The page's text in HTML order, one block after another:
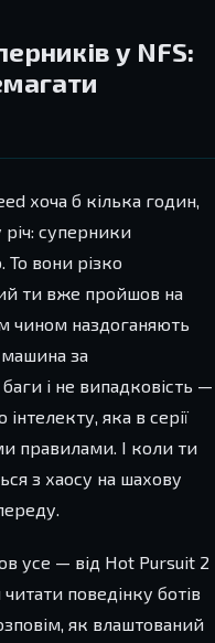
у NFS:
хоча б кілька годин,
річ: суперники
То вони різко
ти вже пройшов на
чином наздоганяють
машина за
і не випадковість —
яка в серії
правилами. І коли ти
з хаосу на шахову
усе — від Hot Pursuit 2
поведінку ботів
як влаштований